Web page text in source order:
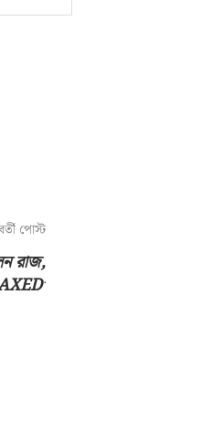
পোস্ট
রাজ,